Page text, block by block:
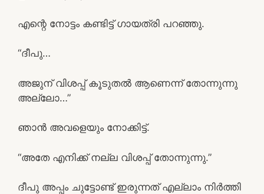
എന്റെ നോട്ടം കണ്ടിട്ട് ഗായത്രി പറഞ്ഞു.
“ദീപു…
അജുന് വിശപ്പ് കൂടുതൽ ആണെന്ന് തോന്നുന്നു
അല്ലോ…”
ഞാൻ അവളെയും നോക്കിട്ട്.
“അതേ എനിക്ക് നല്ല വിശപ്പ് തോന്നുന്നു.”
ദീപു അപ്പം ചുട്ടോണ്ട് ഇരുന്നത് എല്ലാം നിർത്തി